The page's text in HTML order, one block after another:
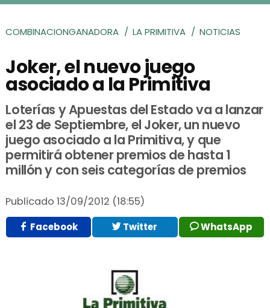
COMBINACIONGANADORA LA PRIMITIVA NOTICIAS
Joker, el nuevo juego
asociado a la Primitiva
Loterías y Apuestas del Estado va a lanzar
el 23 de Septiembre, el Joker, un nuevo
juego asociado a la Primitiva, y que
permitirá obtener premios de hasta 1
millón y con seis categorías de premios
Publicado 13/09/2012 (18:55)
Facebook Twitter WhatsApp